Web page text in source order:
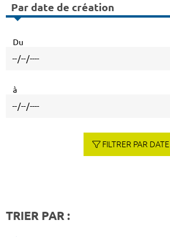
Par date de création
Du
à
FILTRER PAR DATE
TRIER PAR :